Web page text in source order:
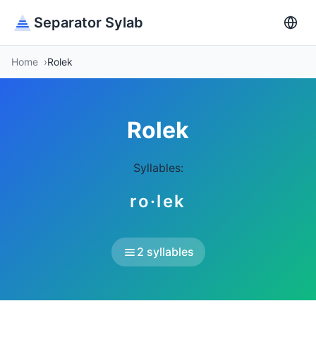
Separator Sylab
Home Rolek
Rolek
Syllables:
ro·lek
2 syllables